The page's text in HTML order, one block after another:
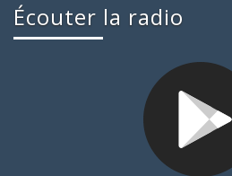
Écouter la radio